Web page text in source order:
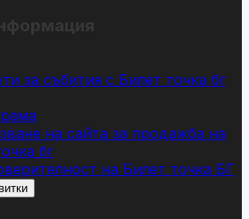
за събития с Билет точка бг
на сайта за продажба на
бг
на Билет точка БГ